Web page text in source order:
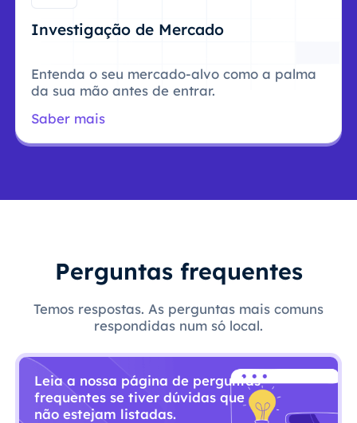
Investigação de Mercado
Entenda o seu mercado-alvo como a palma
da sua mão antes de entrar.
Saber mais
Perguntas frequentes
Temos respostas. As perguntas mais comuns
respondidas num só local.
Leia a nossa página de perguntas
frequentes se tiver dúvidas que
não estejam listadas.